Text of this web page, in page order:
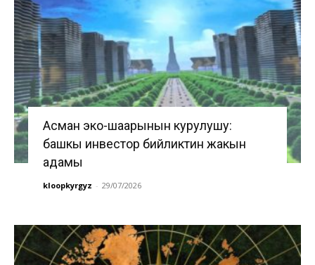
Асман эко-шаарынын курулушу:
башкы инвестор бийликтин жакын
адамы
kloopkyrgyz - 29/07/2026